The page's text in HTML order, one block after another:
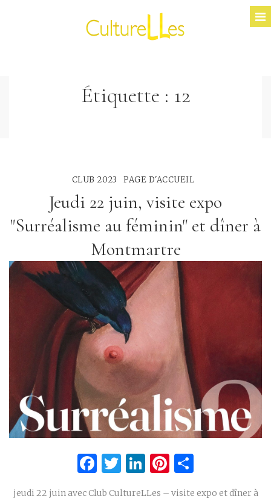
Étiquette : 12
CLUB 2023 PAGE D'ACCUEIL
Jeudi 22 juin, visite expo
"Surréalisme au féminin" et dîner à
Montmartre
Facebook
Twitter
LinkedIn
Pinterest
jeudi 22 juin avec Club CultureLLes – visite expo et dîner à